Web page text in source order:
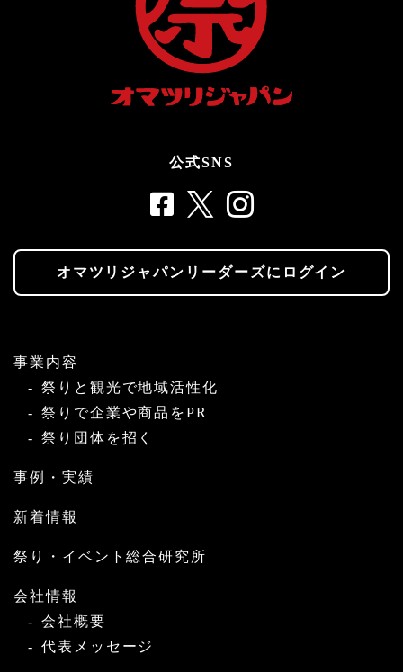
公式SNS
オマツリジャパンリーダーズにログイン
事業内容
祭りと観光で地域活性化
祭りで企業や商品をPR
祭り団体を招く
事例・実績
新着情報
祭り・イベント総合研究所
会社情報
会社概要
代表メッセージ